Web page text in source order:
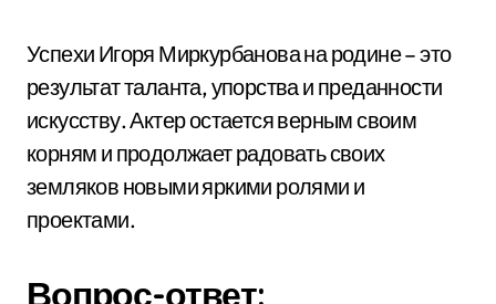
Успехи Игоря Миркурбанова на родине – это
результат таланта, упорства и преданности
искусству. Актер остается верным своим
корням и продолжает радовать своих
земляков новыми яркими ролями и
проектами.
Вопрос-ответ: